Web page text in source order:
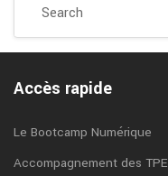
Accès rapide
Le Bootcamp Numérique
Accompagnement des TPE